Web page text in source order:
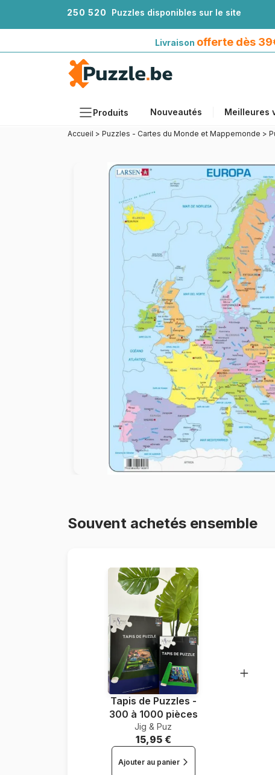
250 520 Puzzles disponibles sur le site
Livraison offerte dès
Produits Nouveautés Meilleures
Accessoires
Puzzles en bois
Peinture au numéro
Accueil > Puzzles - Cartes du Monde et Mappemonde >
Souvent achetés ensemble
Tapis de Puzzles -
300 à 1000 pièces
Jig & Puz
15,95 €
Ajouter au panier